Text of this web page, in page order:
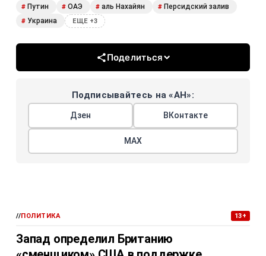
# Путин # ОАЭ # аль Нахайян # Персидский залив
# Украина ЕЩЕ +3
Поделиться
Подписывайтесь на «АН»:
Дзен ВКонтакте
МАХ
//ПОЛИТИКА 13+
Запад определил Британию